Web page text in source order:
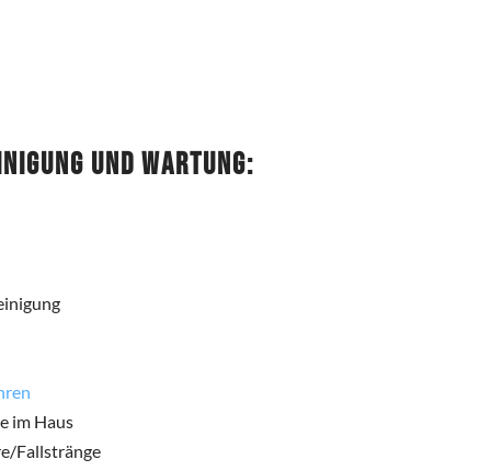
und Wartung:
im Haus
Fallstränge